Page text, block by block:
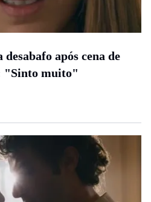
após cena de
"Sinto muito"